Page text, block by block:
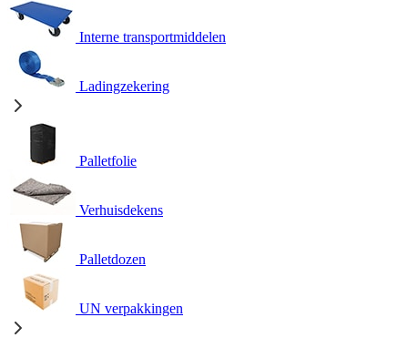
Interne transportmiddelen
Ladingzekering
Palletfolie
Verhuisdekens
Palletdozen
UN verpakkingen